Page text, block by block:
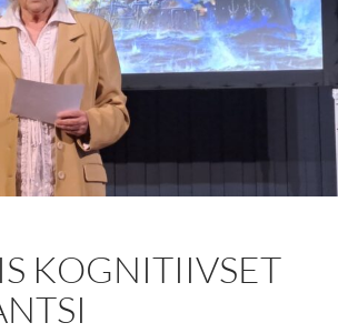
KOGNITIIVSET